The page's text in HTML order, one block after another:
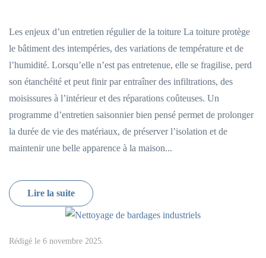
Les enjeux d’un entretien régulier de la toiture La toiture protège
le bâtiment des intempéries, des variations de température et de
l’humidité. Lorsqu’elle n’est pas entretenue, elle se fragilise, perd
son étanchéité et peut finir par entraîner des infiltrations, des
moisissures à l’intérieur et des réparations coûteuses. Un
programme d’entretien saisonnier bien pensé permet de prolonger
la durée de vie des matériaux, de préserver l’isolation et de
maintenir une belle apparence à la maison...
Lire la suite
Rédigé le 6 novembre 2025.